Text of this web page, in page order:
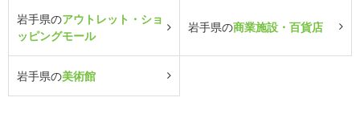
岩手県のアウトレット・ショ
ッピングモール
岩手県の商業施設・百貨店
岩手県の美術館